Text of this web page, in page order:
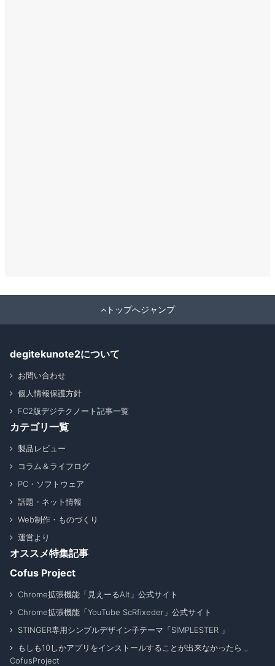
トップへジャンプ
degitekunote2について
お問い合わせ
個人情報保護方針
FC2版デジテクノート記事一覧
カテゴリ一覧
製品レビュー
コラム＆ライフログ
PC・ソフトウェア
話題・ネット情報
Web制作・ものづくり
運営より
オススメ特集記事
Cofus Project
Chrome拡張機能「見えーるAlt」公式サイト
Chrome拡張機能「YouTube ScRfixeder」公式サイト
STINGER専用シンプルデザイン子テーマ「SIMPLESTER 」
もしも10しかアプリをインストールすることが出来なかったら _
CofusProject